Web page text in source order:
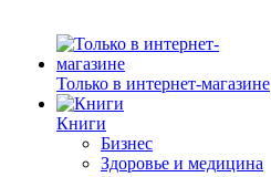
Только в интернет-магазине
Книги
Бизнес
Здоровье и медицина